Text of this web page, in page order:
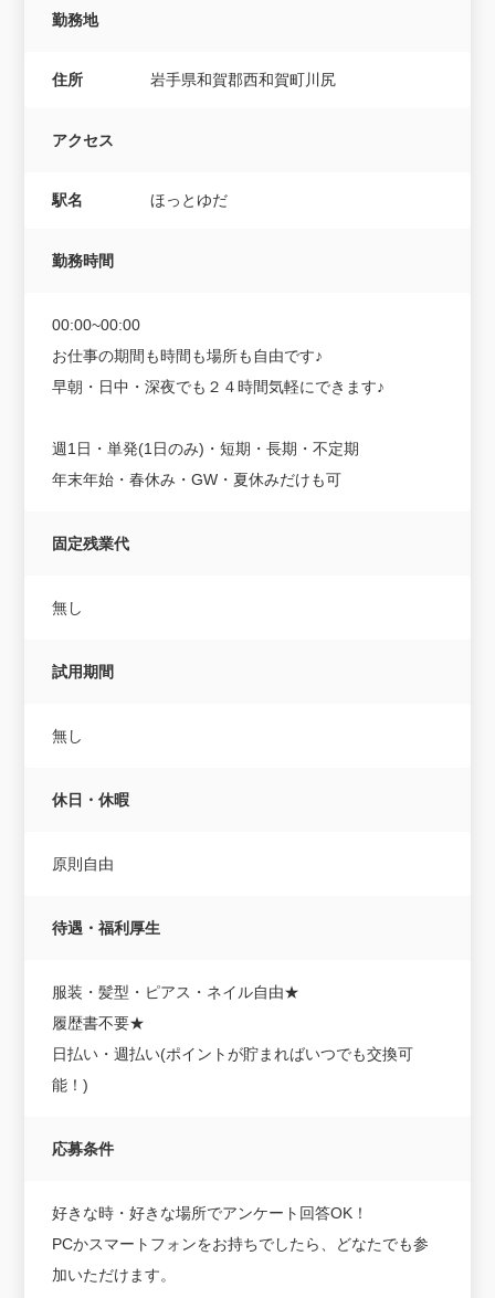
勤務地
住所 岩手県和賀郡西和賀町川尻
アクセス
駅名 ほっとゆだ
勤務時間
00:00~00:00
お仕事の期間も時間も場所も自由です♪
早朝・日中・深夜でも２４時間気軽にできます♪
週1日・単発(1日のみ)・短期・長期・不定期
年末年始・春休み・GW・夏休みだけも可
固定残業代
無し
試用期間
無し
休日・休暇
原則自由
待遇・福利厚生
服装・髪型・ピアス・ネイル自由★
履歴書不要★
日払い・週払い(ポイントが貯まればいつでも交換可
能！)
応募条件
好きな時・好きな場所でアンケート回答OK！
PCかスマートフォンをお持ちでしたら、どなたでも参
加いただけます。